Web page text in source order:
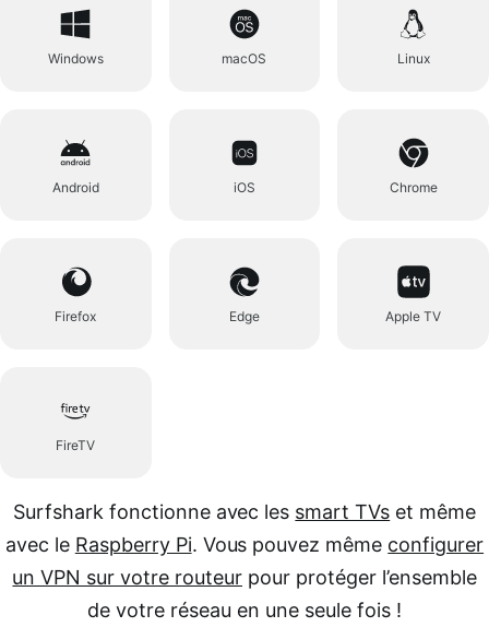
Windows macOS Linux
Android iOS Chrome
Firefox Edge Apple TV
FireTV
Surfshark fonctionne avec les smart TVs et même
avec le Raspberry Pi. Vous pouvez même configurer
un VPN sur votre routeur pour protéger l’ensemble
de votre réseau en une seule fois !